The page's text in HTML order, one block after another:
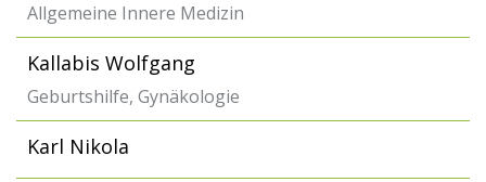
Allgemeine Innere Medizin
Kallabis Wolfgang
Geburtshilfe, Gynäkologie
Karl Nikola